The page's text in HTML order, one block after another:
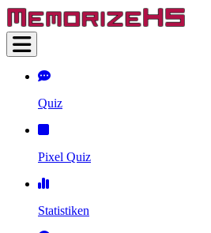
Quiz
Pixel Quiz
Statistiken